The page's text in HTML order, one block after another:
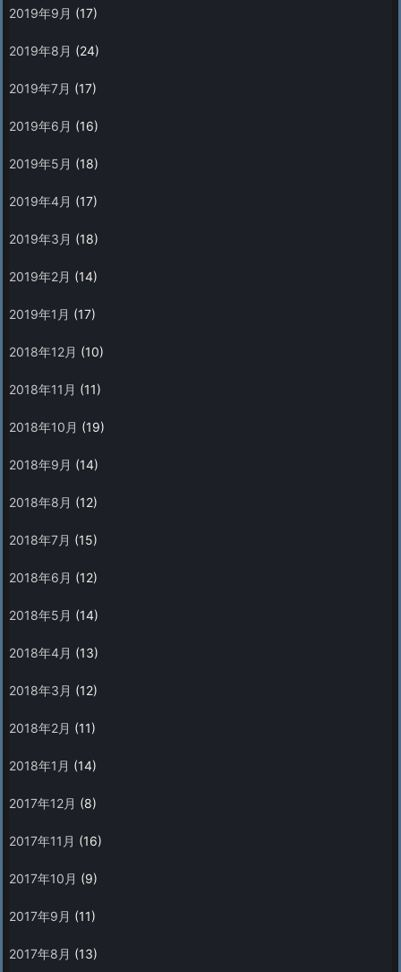
2019年9月 (17)
2019年8月 (24)
2019年7月 (17)
2019年6月 (16)
2019年5月 (18)
2019年4月 (17)
2019年3月 (18)
2019年2月 (14)
2019年1月 (17)
2018年12月 (10)
2018年11月 (11)
2018年10月 (19)
2018年9月 (14)
2018年8月 (12)
2018年7月 (15)
2018年6月 (12)
2018年5月 (14)
2018年4月 (13)
2018年3月 (12)
2018年2月 (11)
2018年1月 (14)
2017年12月 (8)
2017年11月 (16)
2017年10月 (9)
2017年9月 (11)
2017年8月 (13)